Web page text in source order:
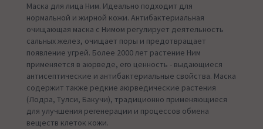
Mаска для лица Ним. Идеально подходит для
нормальной и жирной кожи. Антибактериальная
очищающая маска с Нимом регулирует деятельность
сальных желез, очищает поры и предотвращает
появление угрей. Более 2000 лет растение Ним
применяется в аюрведе, его ценность - выдающиеся
антисептические и антибактериальные свойства. Маска
содержит также редкие аюрведические растения
(Лодра, Тулси, Бакучи), традиционно применяющиеся
для улучшения регенерации и процессов обмена
веществ клеток кожи.